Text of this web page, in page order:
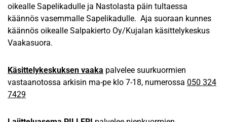
oikealle Sapelikadulle ja Nastolasta päin tultaessa
käännös vasemmalle Sapelikadulle. Aja suoraan kunnes
käännös oikealle Salpakierto Oy/Kujalan käsittelykeskus
Vaakasuora.
Käsittelykeskuksen vaaka palvelee suurkuormien
vastaanotossa arkisin ma-pe klo 7-18, numerossa 050 324
7429